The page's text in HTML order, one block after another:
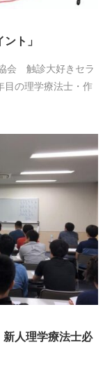
ト」
会 触診大好きセラ
の理学療法士・作
新人理学療法士必